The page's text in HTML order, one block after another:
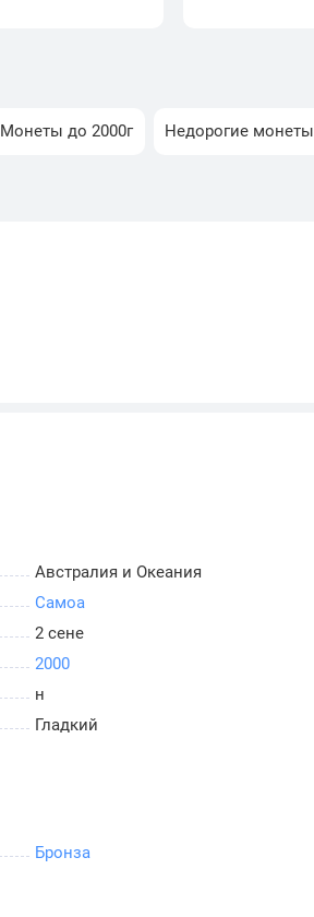
Монеты до 2000г Недорогие монеты
Австралия и Океания
Самоа
2 сене
2000
н
Гладкий
Бронза